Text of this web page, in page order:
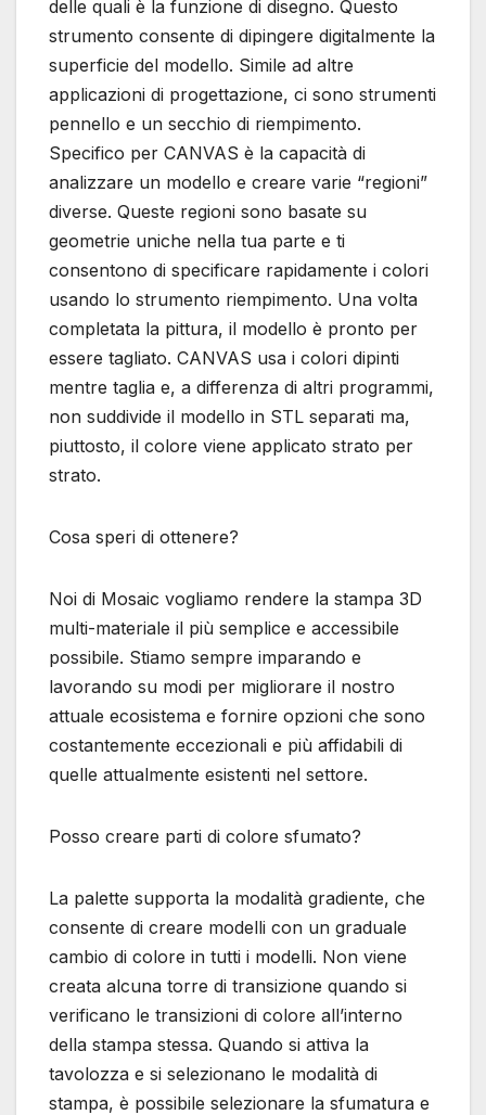
delle quali è la funzione di disegno. Questo
strumento consente di dipingere digitalmente la
superficie del modello. Simile ad altre
applicazioni di progettazione, ci sono strumenti
pennello e un secchio di riempimento.
Specifico per CANVAS è la capacità di
analizzare un modello e creare varie “regioni”
diverse. Queste regioni sono basate su
geometrie uniche nella tua parte e ti
consentono di specificare rapidamente i colori
usando lo strumento riempimento. Una volta
completata la pittura, il modello è pronto per
essere tagliato. CANVAS usa i colori dipinti
mentre taglia e, a differenza di altri programmi,
non suddivide il modello in STL separati ma,
piuttosto, il colore viene applicato strato per
strato.
Cosa speri di ottenere?
Noi di Mosaic vogliamo rendere la stampa 3D
multi-materiale il più semplice e accessibile
possibile. Stiamo sempre imparando e
lavorando su modi per migliorare il nostro
attuale ecosistema e fornire opzioni che sono
costantemente eccezionali e più affidabili di
quelle attualmente esistenti nel settore.
Posso creare parti di colore sfumato?
La palette supporta la modalità gradiente, che
consente di creare modelli con un graduale
cambio di colore in tutti i modelli. Non viene
creata alcuna torre di transizione quando si
verificano le transizioni di colore all’interno
della stampa stessa. Quando si attiva la
tavolozza e si selezionano le modalità di
stampa, è possibile selezionare la sfumatura e